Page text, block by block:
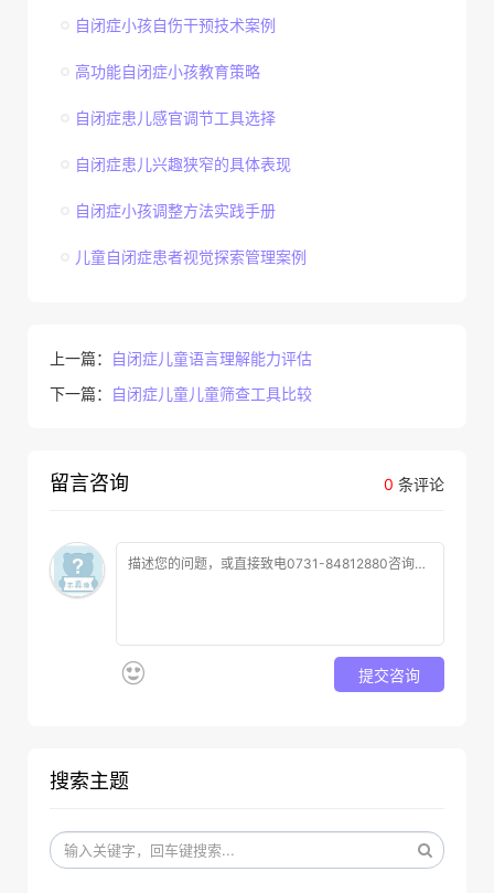
自闭症小孩自伤干预技术案例
高功能自闭症小孩教育策略
自闭症患儿感官调节工具选择
自闭症患儿兴趣狭窄的具体表现
自闭症小孩调整方法实践手册
儿童自闭症患者视觉探索管理案例
上一篇：
自闭症儿童语言理解能力评估
下一篇：
自闭症儿童儿童筛查工具比较
0 条评论
留言咨询
提交咨询
搜索主题